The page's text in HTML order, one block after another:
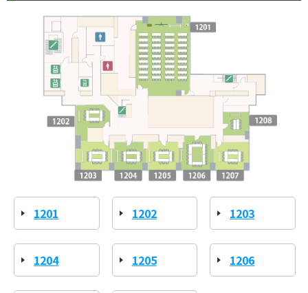
1201 1202 1203
1204 1205 1206